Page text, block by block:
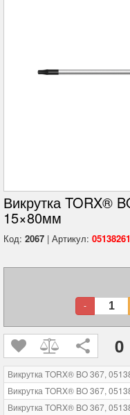
Викрутка TORX®
15×80мм
Код: 2067 | Артикул:
-
0
Викрутка TORX® BO 367,
Викрутка TORX® BO 367,
Викрутка TORX® BO 367,